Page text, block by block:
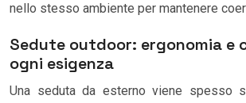
nello stesso ambiente per mantenere
Sedute outdoor: ergonomia e
ogni esigenza
Una seduta da esterno viene spesso